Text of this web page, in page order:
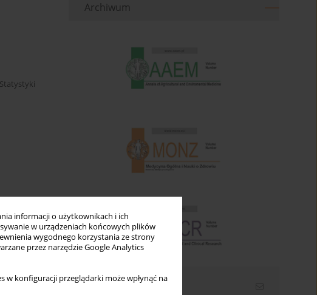
informacji o użytkownikach i ich
w urządzeniach końcowych plików
wygodnego korzystania ze strony
przez narzędzie Google Analytics
w konfiguracji przeglądarki może wpłynąć na
Statystyki
Archiwum
Newsletter